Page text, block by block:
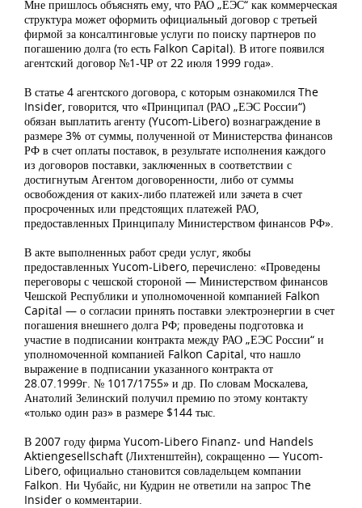
Мне пришлось объяснять ему, что РАО „ЕЭС“ как коммерческая
структура может оформить официальный договор с третьей
фирмой за консалтинговые услуги по поиску партнеров по
погашению долга (то есть Falkon Capital). В итоге появился
агентский договор №1-ЧР от 22 июля 1999 года».
В статье 4 агентского договора, с которым ознакомился The
Insider, говорится, что «Принципал (РАО „ЕЭС России“)
обязан выплатить агенту (Yucom-Libero) вознаграждение в
размере 3% от суммы, полученной от Министерства финансов
РФ в счет оплаты поставок, в результате исполнения каждого
из договоров поставки, заключенных в соответствии с
достигнутым Агентом договоренности, либо от суммы
освобождения от каких-либо платежей или зачета в счет
просроченных или предстоящих платежей РАО,
предоставленных Принципалу Министерством финансов РФ».
В акте выполненных работ среди услуг, якобы
предоставленных Yucom-Libero, перечислено: «Проведены
переговоры с чешской стороной — Министерством финансов
Чешской Республики и уполномоченной компанией Falkon
Capital — о согласии принять поставки электроэнергии в счет
погашения внешнего долга РФ; проведены подготовка и
участие в подписании контракта между РАО „ЕЭС России“ и
уполномоченной компанией Falkon Capital, что нашло
выражение в подписании указанного контракта от
28.07.1999г. № 1017/1755» и др. По словам Москалева,
Анатолий Зелинский получил премию по этому контакту
«только один раз» в размере $144 тыс.
В 2007 году фирма Yucom-Libero Finanz- und Handels
Aktiengesellschaft (Лихтенштейн), сокращенно — Yucom-
Libero, официально становится совладельцем компании
Falkon. Ни Чубайс, ни Кудрин не ответили на запрос The
Insider о комментарии.